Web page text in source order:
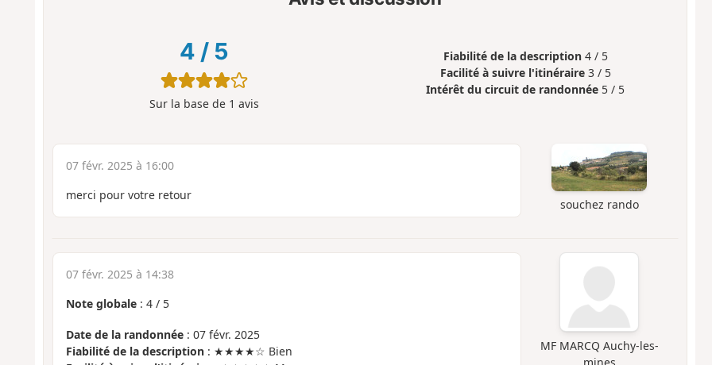
4 / 5
Sur la base de 1 avis
Fiabilité de la description 4 / 5
Facilité à suivre l'itinéraire 3 / 5
Intérêt du circuit de randonnée 5 / 5
souchez rando
07 févr. 2025 à 16:00
merci pour votre retour
MF MARCQ Auchy-les-
mines
07 févr. 2025 à 14:38
Note globale: 4/ 5
Date de la randonnée: 07 févr. 2025
Fiabilité de la description: ★★★★☆ Bien